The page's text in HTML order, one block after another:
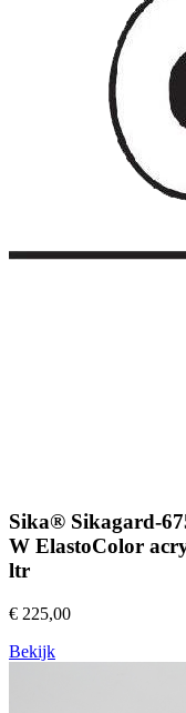
Sika® Sikagard-
W ElastoColor
ltr
€ 225,00
Bekijk